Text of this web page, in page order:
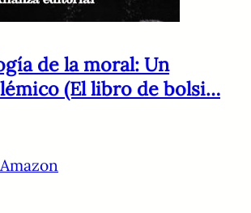
de la moral: Un
(El libro de bolsi…